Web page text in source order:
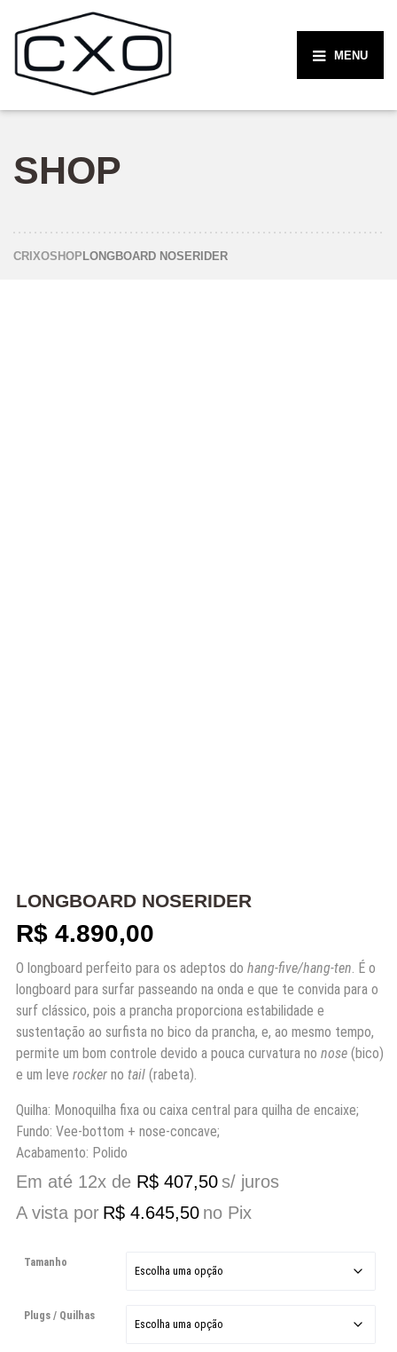
MENU
SHOP
CRIXOSHOP LONGBOARD NOSERIDER
LONGBOARD NOSERIDER
R$4.890,00
O longboard perfeito para os adeptos do hang-five/hang-ten. É o
longboard para surfar passeando na onda e que te convida para o
surf clássico, pois a prancha proporciona estabilidade e
sustentação ao surfista no bico da prancha, e, ao mesmo tempo,
permite um bom controle devido a pouca curvatura no nose(bico)
e um leve rockerno tail(rabeta).
Quilha: Monoquilha fixa ou caixa central para quilha de encaixe;
Fundo: Vee-bottom + nose-concave;
Acabamento: Polido
Em até 12x de R$407,50s/ juros
A vista por R$4.645,50 no Pix
Tamanho
Plugs / Quilhas